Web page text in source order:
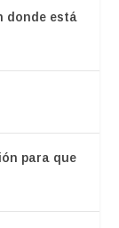
donde está
para que